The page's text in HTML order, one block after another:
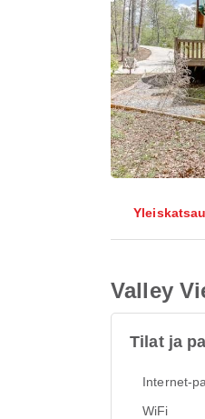
Valley
Tilat ja
Internet-
WiFi